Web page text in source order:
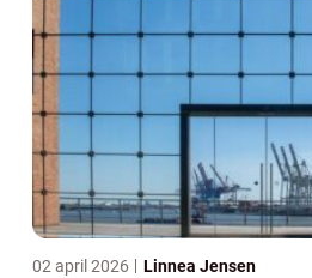
02 april 2026 Linnea Jensen